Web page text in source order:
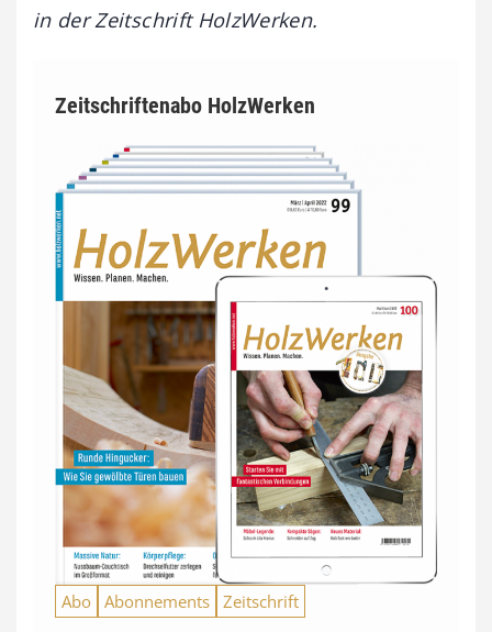
in der Zeitschrift HolzWerken.
Zeitschriftenabo HolzWerken
Abo Abonnements Zeitschrift